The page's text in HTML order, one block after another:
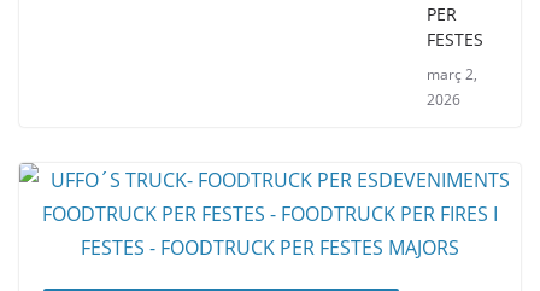
PER
FESTES
març 2,
2026